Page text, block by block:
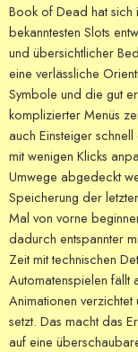
Book of Dead hat sich
bekanntesten Slots
und übersichtlicher
eine verlässliche
Symbole und die gut
komplizierter Menüs
auch Einsteiger
mit wenigen Klicks
Umwege abgedeckt
Speicherung der
Mal von vorne
dadurch entspannter
Zeit mit technischen
Automatenspielen fällt
Animationen verzichtet
setzt. Das macht das
auf eine